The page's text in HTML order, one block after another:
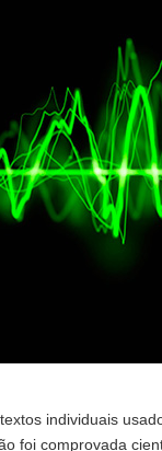
individuais
foi comprovada